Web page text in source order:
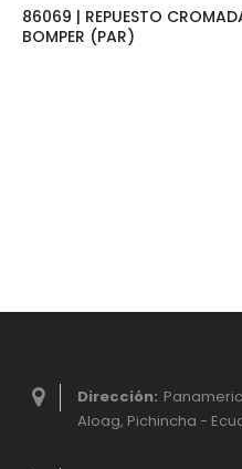
86069 | REPUESTO
BOMPER (PAR)
Dirección:
Aloag, Pichincha -